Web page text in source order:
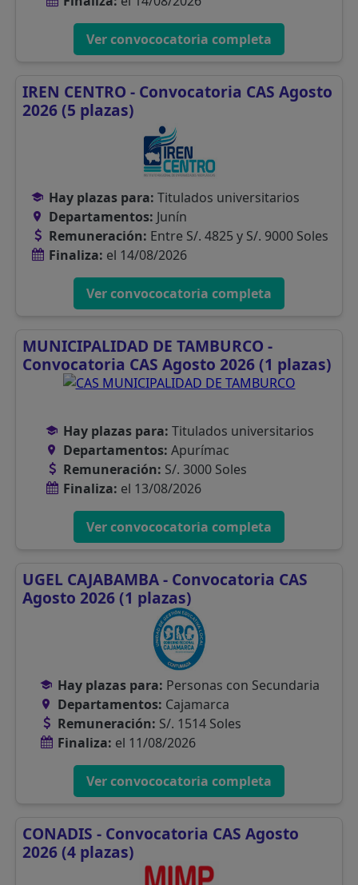
Ver convococatoria completa
IREN CENTRO - Convocatoria CAS Agosto
2026 (5 plazas)
Hay plazas para: Titulados universitarios
Departamentos: Junín
Remuneración: Entre S/. 4825 y S/. 9000 Soles
Finaliza: el 14/08/2026
Ver convococatoria completa
MUNICIPALIDAD DE TAMBURCO -
Convocatoria CAS Agosto 2026 (1 plazas)
Hay plazas para: Titulados universitarios
Departamentos: Apurímac
Remuneración: S/. 3000 Soles
Finaliza: el 13/08/2026
Ver convococatoria completa
UGEL CAJABAMBA - Convocatoria CAS
Agosto 2026 (1 plazas)
Hay plazas para: Personas con Secundaria
Departamentos: Cajamarca
Remuneración: S/. 1514 Soles
Finaliza: el 11/08/2026
Ver convococatoria completa
CONADIS - Convocatoria CAS Agosto
2026 (4 plazas)